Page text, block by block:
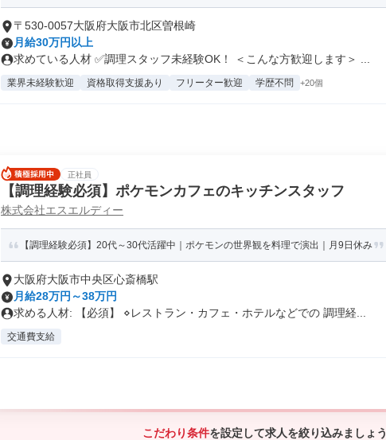
〒530-0057大阪府大阪市北区曽根崎
月給30万円以上
求めている人材 ✅調理スタッフ未経験OK！ ＜こんな方歓迎します＞ ...
業界未経験歓迎 資格取得支援あり フリーター歓迎 学歴不問 +20個
正社員
【調理経験必須】ポケモンカフェのキッチンスタッフ
株式会社エスエルディー
【調理経験必須】20代～30代活躍中｜ポケモンの世界観を料理で演出｜月9日休み
大阪府大阪市中央区心斎橋駅
月給28万円～38万円
求める人材: 【必須】 ⋄レストラン・カフェ・ホテルなどでの 調理経...
交通費支給
こだわり条件を設定して求人を絞り込みましょう